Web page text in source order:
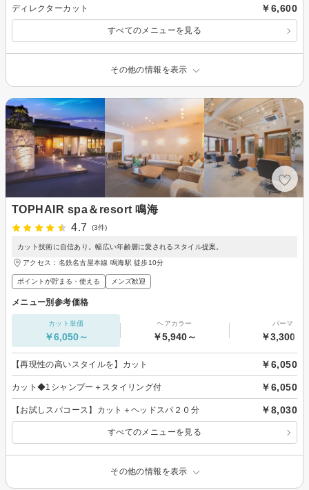
ディレクターカット ￥6,600
すべてのメニューを見る
その他の情報を表示
TOPHAIR spa＆resort 鳴海
4.7
(3件)
カット技術に自信あり。幅広い年齢層に愛されるスタイル提案。
アクセス：名鉄名古屋本線 鳴海駅 徒歩10分
ポイントが貯まる・使える メンズ歓迎
メニュー別参考価格
カット単価
￥6,050～
ヘアカラー
￥5,940～
パーマ
￥3,300～
【再現性の高いスタイルを】カット ￥6,050
カット◆1シャンプー＋スタイリング付 ￥6,050
【お試しスパコース】カット＋ヘッドスパ２０分 ￥8,030
すべてのメニューを見る
その他の情報を表示